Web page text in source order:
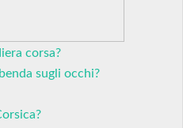
corsa?
sugli occhi?